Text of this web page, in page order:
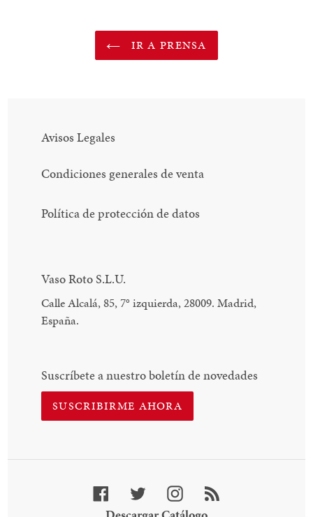
IR A PRENSA
Avisos Legales
Condiciones generales de venta
Política de protección de datos
Vaso Roto S.L.U.
Calle Alcalá, 85, 7° izquierda, 28009. Madrid,
España.
Suscríbete a nuestro boletín de novedades
SUSCRIBIRME AHORA
Facebook TwitterInstagram